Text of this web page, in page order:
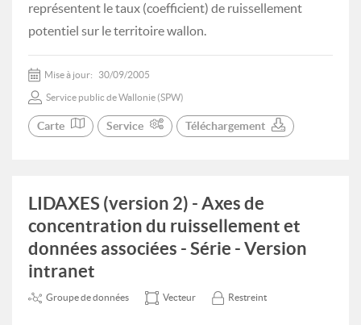
représentent le taux (coefficient) de ruissellement
potentiel sur le territoire wallon.
Mise à jour: 30/09/2005
Service public de Wallonie (SPW)
Carte Service Téléchargement
LIDAXES (version 2) - Axes de
concentration du ruissellement et
données associées - Série - Version
intranet
Groupe de données Vecteur Restreint